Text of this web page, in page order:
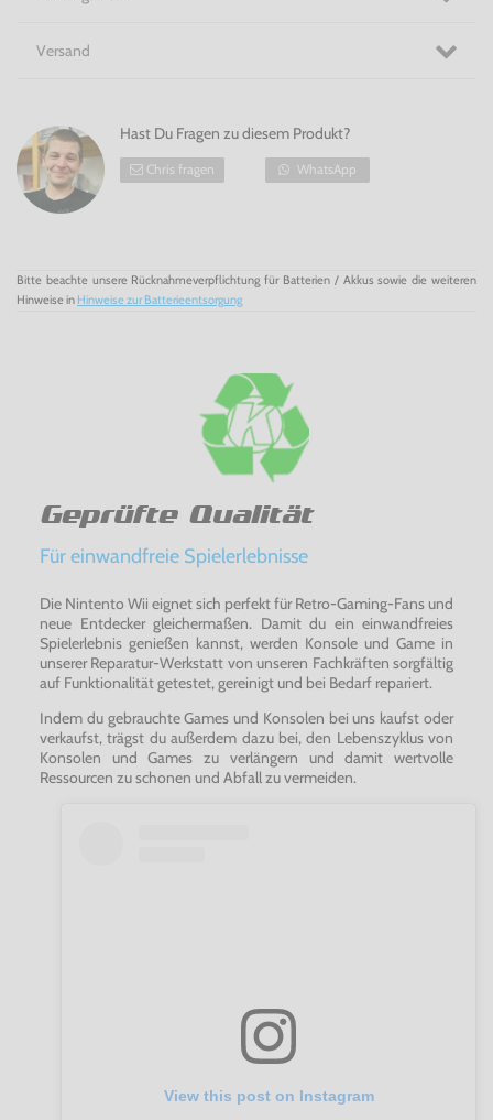
Versand
Hast Du Fragen zu diesem Produkt?
Chris fragen WhatsApp
Bitte beachte unsere Rücknahmeverpflichtung für Batterien / Akkus sowie die weiteren
Hinweise in Hinweise zur Batterieentsorgung
Geprüfte Qualität
Für einwandfreie Spielerlebnisse
Die Nintento Wii eignet sich perfekt für Retro-Gaming-Fans und
neue Entdecker gleichermaßen. Damit du ein einwandfreies
Spielerlebnis genießen kannst, werden Konsole und Game in
unserer Reparatur-Werkstatt von unseren Fachkräften sorgfältig
auf Funktionalität getestet, gereinigt und bei Bedarf repariert.
Indem du gebrauchte Games und Konsolen bei uns kaufst oder
verkaufst, trägst du außerdem dazu bei, den Lebenszyklus von
Konsolen und Games zu verlängern und damit wertvolle
Ressourcen zu schonen und Abfall zu vermeiden.
View this post on Instagram